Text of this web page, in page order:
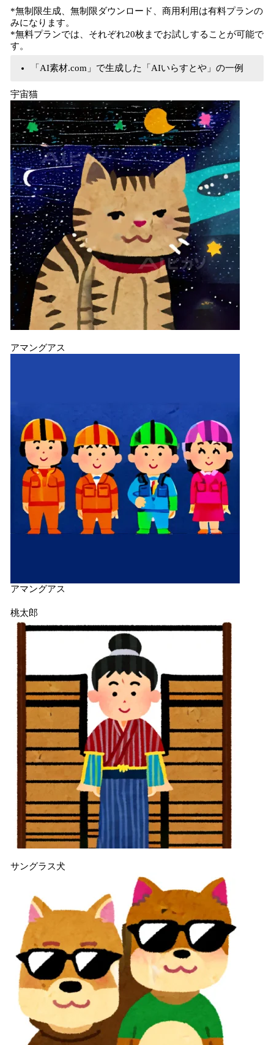
*無制限生成、無制限ダウンロード、商用利用は有料プランの
みになります。
*無料プランでは、それぞれ20枚までお試しすることが可能で
す。
「AI素材.com」で生成した「AIいらすとや」の一例
宇宙猫
アマングアス
アマングアス
桃太郎
サングラス犬